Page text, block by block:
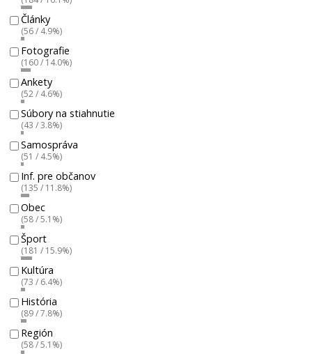
Články
(56 / 4.9%)
Fotografie
(160 / 14.0%)
Ankety
(52 / 4.6%)
Súbory na stiahnutie
(43 / 3.8%)
Samospráva
(51 / 4.5%)
Inf. pre občanov
(135 / 11.8%)
Obec
(58 / 5.1%)
Šport
(181 / 15.9%)
Kultúra
(73 / 6.4%)
História
(89 / 7.8%)
Región
(58 / 5.1%)